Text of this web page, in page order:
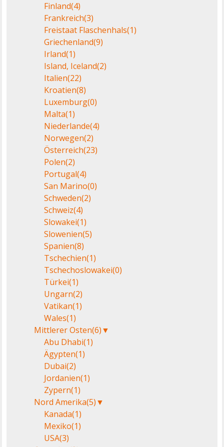
Finland(4)
Frankreich(3)
Freistaat Flaschenhals(1)
Griechenland(9)
Irland(1)
Island, Iceland(2)
Italien(22)
Kroatien(8)
Luxemburg(0)
Malta(1)
Niederlande(4)
Norwegen(2)
Österreich(23)
Polen(2)
Portugal(4)
San Marino(0)
Schweden(2)
Schweiz(4)
Slowakei(1)
Slowenien(5)
Spanien(8)
Tschechien(1)
Tschechoslowakei(0)
Türkei(1)
Ungarn(2)
Vatikan(1)
Wales(1)
Mittlerer Osten(6)▼
Abu Dhabi(1)
Ägypten(1)
Dubai(2)
Jordanien(1)
Zypern(1)
Nord Amerika(5)▼
Kanada(1)
Mexiko(1)
USA(3)